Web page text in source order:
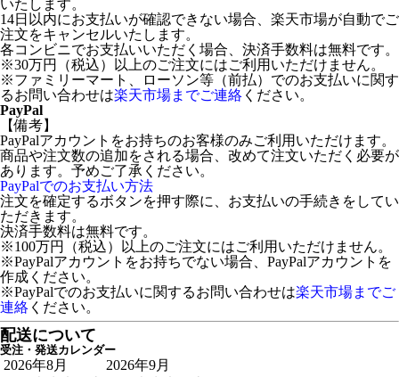
いたします。
14日以内にお支払いが確認できない場合、楽天市場が自動でご
注文をキャンセルいたします。
各コンビニでお支払いいただく場合、決済手数料は無料です。
※30万円（税込）以上のご注文にはご利用いただけません。
※ファミリーマート、ローソン等（前払）でのお支払いに関す
るお問い合わせは楽天市場までご連絡 ください。
PayPal
【備考】
PayPalアカウントをお持ちのお客様のみご利用いただけます。
商品や注文数の追加をされる場合、改めて注文いただく必要が
あります。予めご了承ください。
PayPalでのお支払い方法
注文を確定するボタンを押す際に、お支払いの手続きをしてい
ただきます。
決済手数料は無料です。
※100万円（税込）以上のご注文にはご利用いただけません。
※PayPalアカウントをお持ちでない場合、PayPalアカウントを
作成ください。
※PayPalでのお支払いに関するお問い合わせは楽天市場までご
連絡 ください。
配送について
受注・発送カレンダー
2026年8月
2026年9月